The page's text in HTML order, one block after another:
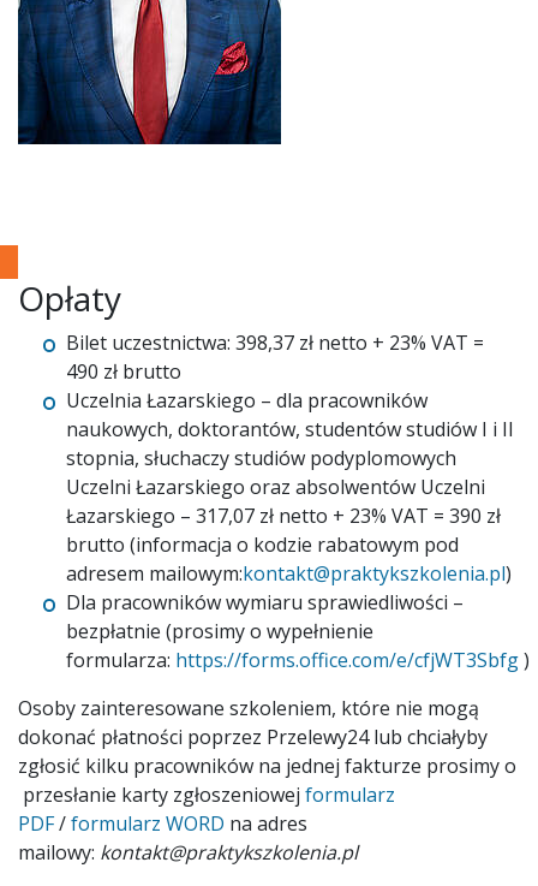
Opłaty
Bilet uczestnictwa: 398,37 zł netto + 23% VAT =
490 zł brutto
Uczelnia Łazarskiego – dla pracowników
naukowych, doktorantów, studentów studiów I i II
stopnia, słuchaczy studiów podyplomowych
Uczelni Łazarskiego oraz absolwentów Uczelni
Łazarskiego – 317,07 zł netto + 23% VAT = 390 zł
brutto (informacja o kodzie rabatowym pod
adresem mailowym:kontakt@praktykszkolenia.pl)
Dla pracowników wymiaru sprawiedliwości –
bezpłatnie (prosimy o wypełnienie
formularza: https://forms.office.com/e/cfjWT3Sbfg)
Osoby zainteresowane szkoleniem, które nie mogą
dokonać płatności poprzez Przelewy24 lub chciałyby
zgłosić kilku pracowników na jednej fakturze prosimy o
przesłanie karty zgłoszeniowej formularz
PDF/formularz WORD na adres
mailowy: kontakt@praktykszkolenia.pl